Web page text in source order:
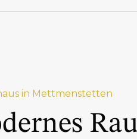
in Mettmenstetten